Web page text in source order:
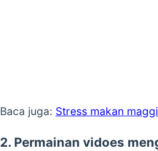
Baca juga: Stress makan
2. Permainan vidoes